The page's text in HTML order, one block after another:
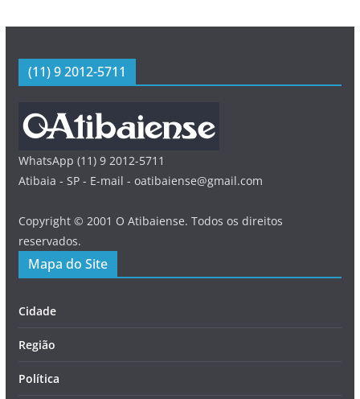
(11) 9 2012-5711
WhatsApp (11) 9 2012-5711
Atibaia - SP - E-mail - oatibaiense@gmail.com
Copyright © 2001 O Atibaiense. Todos os direitos
reservados.
Mapa do Site
Cidade
Região
Política